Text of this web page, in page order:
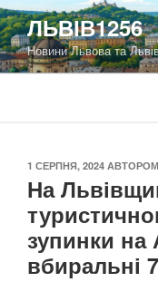
Перейти
до
вмісту
ЛЬВІВ1256
Новини Львова та
ОПУБЛІКОВАНО
1 СЕРПНЯ, 2024 АВТОРОМ
На
зупинки на
вбиральні